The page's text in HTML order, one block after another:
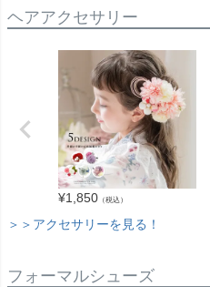
ヘアアクセサリー
¥1,850 （税込）
＞＞アクセサリーを見る！
フォーマルシューズ